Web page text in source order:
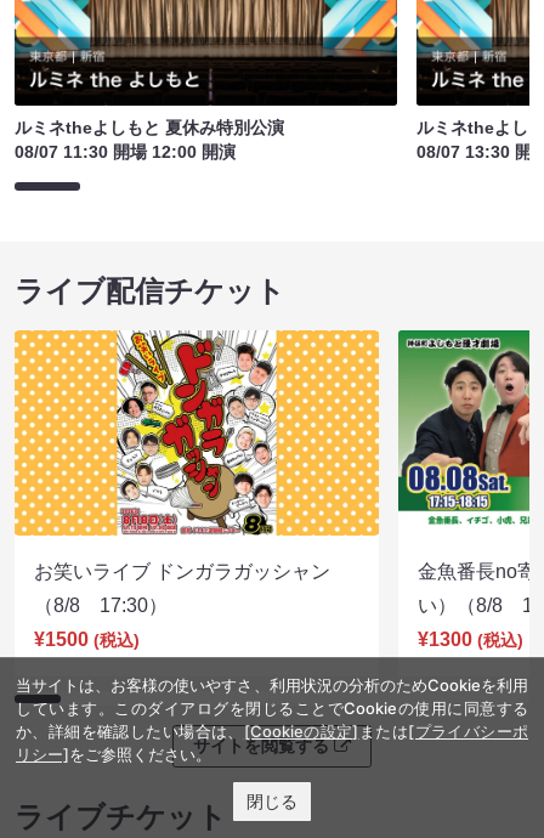
ルミネtheよしもと 夏休み特別公演
08/07 11:30 開場 12:00 開演
ルミネtheよし
08/07 13:30 開
ライブ配信チケット
お笑いライブ ドンガラガッシャン
（8/8 17:30）
¥1500 (税込)
金魚番長no寄
い）（8/8
¥1300 (税込)
サイトを閲覧する
ライブチケット
当サイトは、お客様の使いやすさ、利用状況の分析のためCookieを利用
しています。このダイアログを閉じることでCookieの使用に同意する
か、詳細を確認したい場合は、[Cookieの設定]または[プライバシーポ
リシー]をご参照ください。
閉じる